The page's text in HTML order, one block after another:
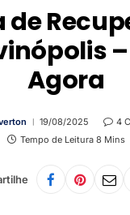
de
Agora
19/08/2025
4
Tempo de Leitura 8 Mins